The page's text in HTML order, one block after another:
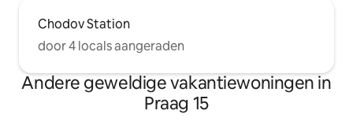
Chodov Station
door 4 locals aangeraden
Andere geweldige vakantiewoningen in
Praag 15